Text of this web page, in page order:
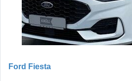
Ford Fiesta